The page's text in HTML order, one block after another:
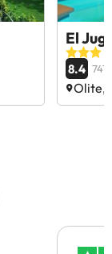
El
8.4 747
Olite,